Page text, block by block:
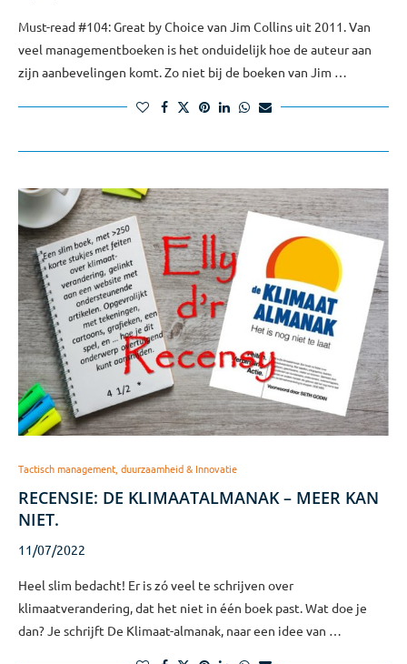
Must-read #104: Great by Choice van Jim Collins uit 2011. Van
veel managementboeken is het onduidelijk hoe de auteur aan
zijn aanbevelingen komt. Zo niet bij de boeken van Jim …
Tactisch management, duurzaamheid & Innovatie
RECENSIE: DE KLIMAATALMANAK – MEER KAN
NIET.
11/07/2022
Heel slim bedacht! Er is zó veel te schrijven over
klimaatverandering, dat het niet in één boek past. Wat doe je
dan? Je schrijft De Klimaat-almanak, naar een idee van …